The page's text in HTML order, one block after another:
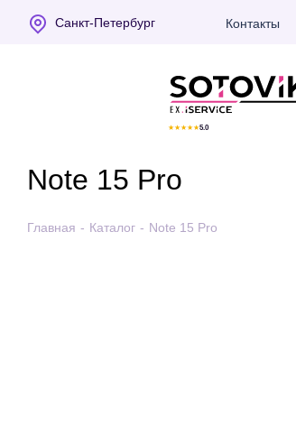
Санкт-Петербург Контакты
★★★★★5.0Отзывы
Note 15 Pro
Главная - Каталог - Note 15 Pro